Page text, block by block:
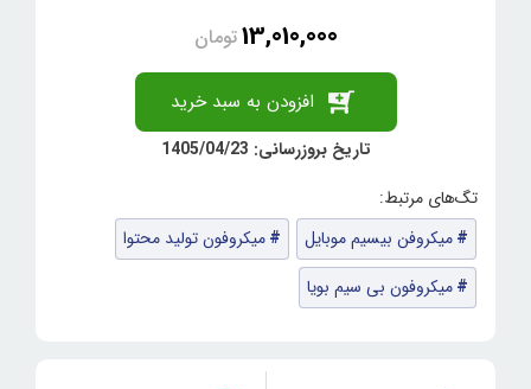
13,010,000تومان
افزودن به سبد خرید
تاریخ بروزرسانی: 1405/04/23
میکروفن بیسیم موبایل
میکروفون تولید محتوا
میکروفون بی سیم بویا